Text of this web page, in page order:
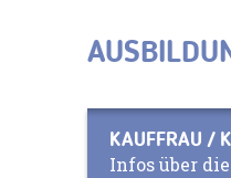
KAUFFRAU /
Infos über